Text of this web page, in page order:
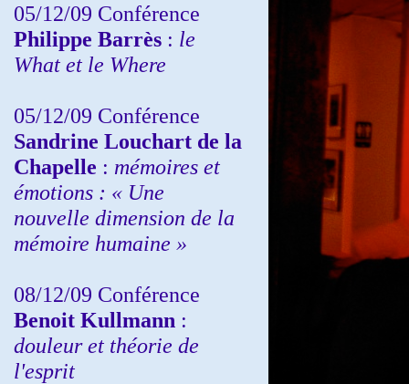
05/12/09 Conférence
Philippe Barrès : le
What et le Where
05/12/09 Conférence
Sandrine Louchart de la
Chapelle : mémoires et
émotions : « Une
nouvelle dimension de la
mémoire humaine »
08/12/09 Conférence
Benoit Kullmann :
douleur et théorie de
l'esprit